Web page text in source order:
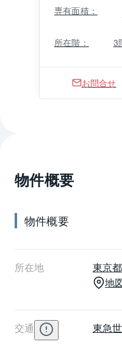
専有面積：
所在階： 3
お問合せ
物件概要
物件概要
所在地 東京都
地
交通 東急